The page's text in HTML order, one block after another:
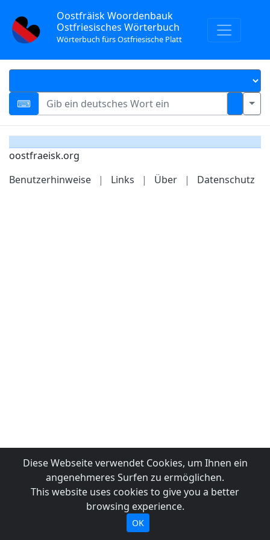
Oostfräisk Woordenbauk
Ostfriesisches Wörterbuch
Wörterbuch fürs Ostfriesische Platt
oostfraeisk.org
Benutzerhinweise
| Links | Über | Datenschutz
Diese Webseite verwendet Cookies, um Ihnen ein
angenehmeres Surfen zu ermöglichen.
This website uses cookies to give you a better
browsing experience.
OK